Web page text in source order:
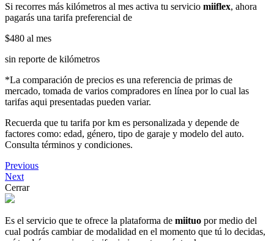
Si recorres más kilómetros al mes activa tu servicio miiflex, ahora
pagarás una tarifa preferencial de
$480 al mes
sin reporte de kilómetros
*La comparación de precios es una referencia de primas de
mercado, tomada de varios compradores en línea por lo cual las
tarifas aqui presentadas pueden variar.
Recuerda que tu tarifa por km es personalizada y depende de
factores como: edad, género, tipo de garaje y modelo del auto.
Consulta términos y condiciones.
Previous
Next
Cerrar
Es el servicio que te ofrece la plataforma de miituo por medio del
cual podrás cambiar de modalidad en el momento que tú lo decidas,